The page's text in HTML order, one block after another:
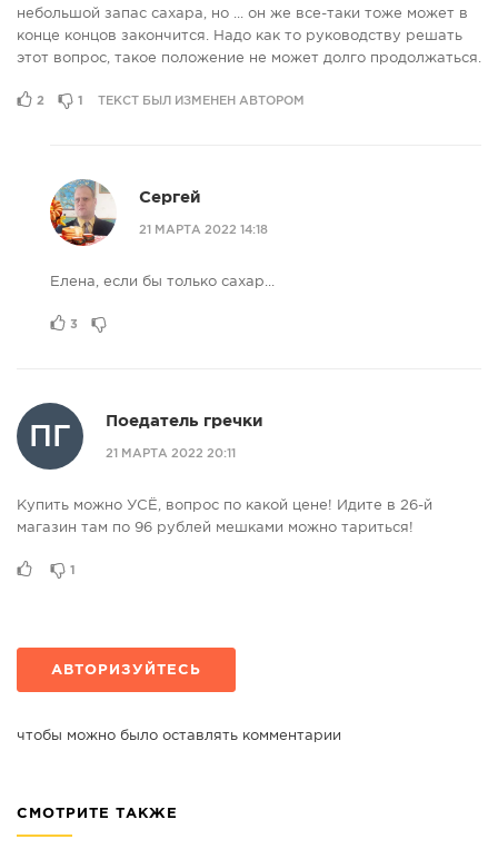
небольшой запас сахара, но ... он же все-таки тоже может в
конце концов закончится. Надо как то руководству решать
этот вопрос, такое положение не может долго продолжаться.
2 1 ТЕКСТ БЫЛ ИЗМЕНЕН АВТОРОМ
Сергей
21 МАРТА 2022 14:18
Елена, если бы только сахар...
3
ПГ
Поедатель гречки
21 МАРТА 2022 20:11
Купить можно УСЁ, вопрос по какой цене! Идите в 26-й
магазин там по 96 рублей мешками можно тариться!
1
АВТОРИЗУЙТЕСЬ
чтобы можно было оставлять комментарии
СМОТРИТЕ ТАКЖЕ